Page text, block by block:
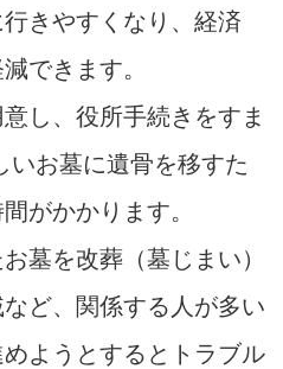
きやすくなり、経済
できます。
し、役所手続きをすま
いお墓に遺骨を移すた
がかかります。
墓を改葬（墓じまい）
ど、関係する人が多い
ようとするとトラブル